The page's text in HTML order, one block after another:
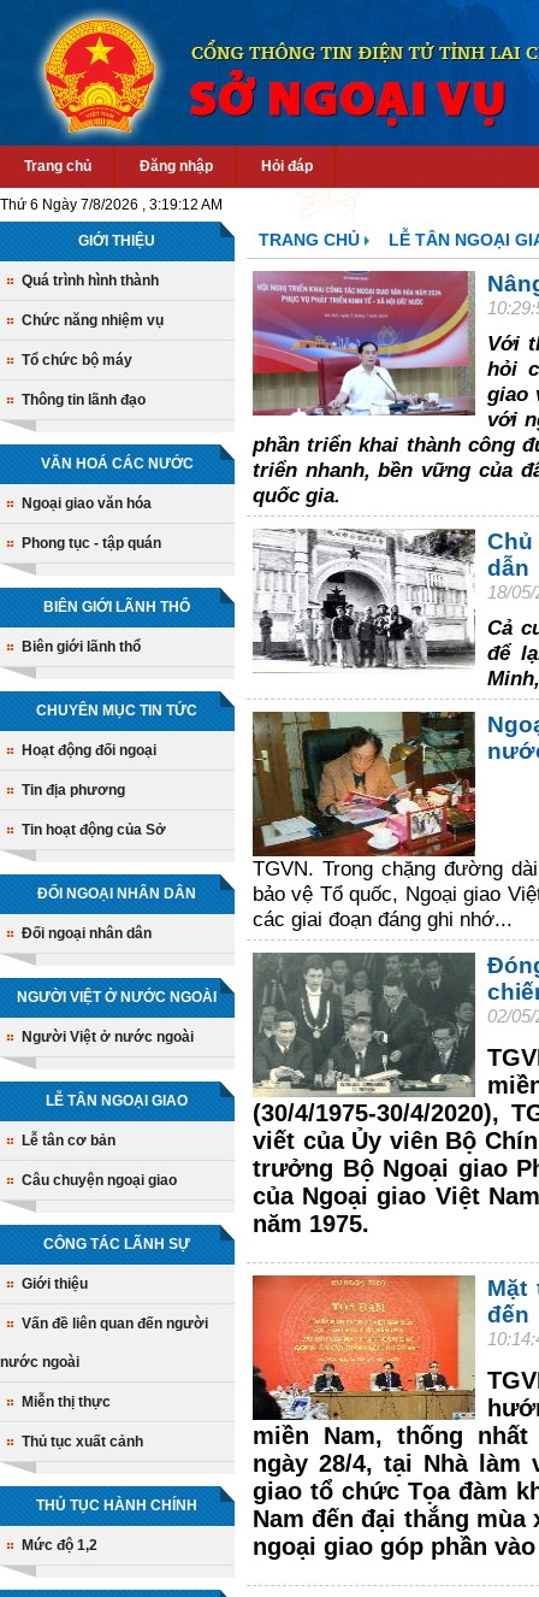
Trang chủ Đăng nhập Hỏi đáp
Thứ 6 Ngày 7/8/2026 , 3:19:12 AM
GIỚI THIỆU
Quá trình hình thành
Chức năng nhiệm vụ
Tổ chức bộ máy
Thông tin lãnh đạo
VĂN HOÁ CÁC NƯỚC
Ngoại giao văn hóa
Phong tục - tập quán
BIÊN GIỚI LÃNH THỔ
Biên giới lãnh thổ
CHUYÊN MỤC TIN TỨC
Hoạt động đối ngoại
Tin địa phương
Tin hoạt động của Sở
ĐỐI NGOẠI NHÂN DÂN
Đối ngoại nhân dân
NGƯỜI VIỆT Ở NƯỚC NGOÀI
Người Việt ở nước ngoài
LỄ TÂN NGOẠI GIAO
Lễ tân cơ bản
Câu chuyện ngoại giao
CÔNG TÁC LÃNH SỰ
Giới thiệu
Vấn đề liên quan đến người
nước ngoài
Miễn thị thực
Thủ tục xuất cảnh
THỦ TỤC HÀNH CHÍNH
Mức độ 1,2
TRANG CHỦ LỄ TÂN NGOẠI
Với
hỏi
giao
với
phần triển khai thành công
triển nhanh, bền vững của
quốc gia.
dẫn
18/
Cả
để
TGVN. Trong chặng đường
bảo vệ Tổ quốc, Ngoại giao
các giai đoạn đáng ghi nhớ...
02/
(30/4/1975-30/4/2020),
viết của Ủy viên Bộ
trưởng Bộ Ngoại giao
của Ngoại giao Việt
năm 1975.
Mặt
đến
miền Nam, thống nhất
ngày 28/4, tại Nhà làm
giao tổ chức Tọa đàm
Nam đến đại thắng mùa
ngoại giao góp phần